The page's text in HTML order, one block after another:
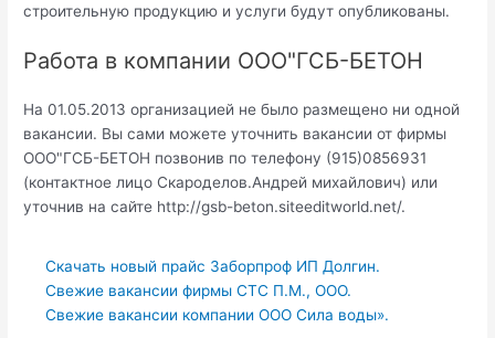
строительную продукцию и услуги будут опубликованы.
Работа в компании ООО"ГСБ-БЕТОН
На 01.05.2013 организацией не было размещено ни одной
вакансии. Вы сами можете уточнить вакансии от фирмы
ООО"ГСБ-БЕТОН позвонив по телефону (915)0856931
(контактное лицо Скароделов.Андрей михайлович) или
уточнив на сайте http://gsb-beton.siteeditworld.net/.
Скачать новый прайс Заборпроф ИП Долгин.
Свежие вакансии фирмы СТС П.М., ООО.
Свежие вакансии компании ООО Сила воды».